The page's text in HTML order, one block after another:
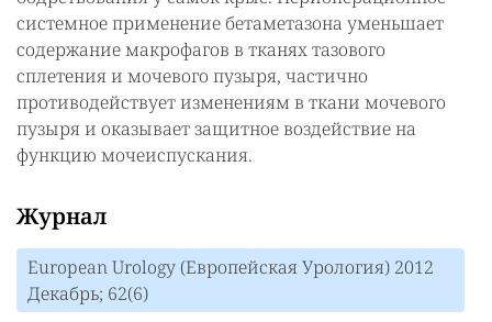
системное применение бетаметазона уменьшает
содержание макрофагов в тканях тазового
сплетения и мочевого пузыря, частично
противодействует изменениям в ткани мочевого
пузыря и оказывает защитное воздействие на
функцию мочеиспускания.
Журнал
European Urology (Европейская Урология) 2012
Декабрь; 62(6)